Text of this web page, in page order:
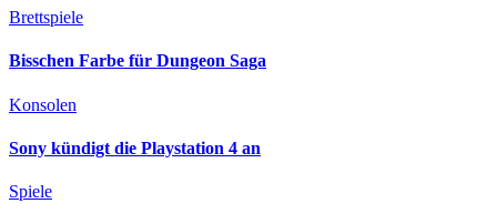
Brettspiele
Bisschen Farbe für Dungeon Saga
Konsolen
Sony kündigt die Playstation 4 an
Spiele